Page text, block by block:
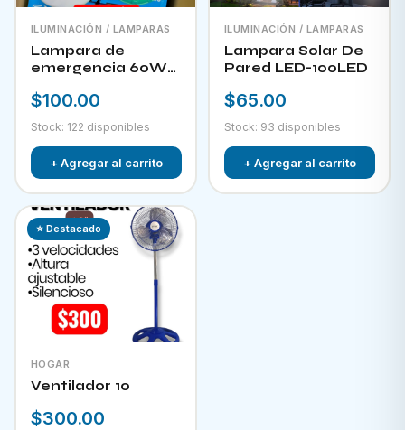
ILUMINACIÓN / LAMPARAS
Lampara de
emergencia 60W
$100.00
Stock: 122 disponibles
+ Agregar al carrito
ILUMINACIÓN / LAMPARAS
Lampara Solar De
Pared LED-100LED
$65.00
Stock: 93 disponibles
+ Agregar al carrito
⭐ Destacado
HOGAR
Ventilador 10
$300.00